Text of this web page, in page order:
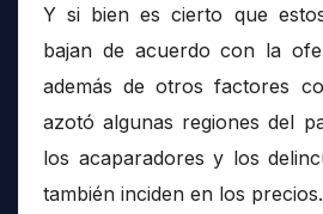
Y si bien es cierto que
bajan de acuerdo con la
además de otros factores
azotó algunas regiones del
los acaparadores y los
también inciden en los precios.